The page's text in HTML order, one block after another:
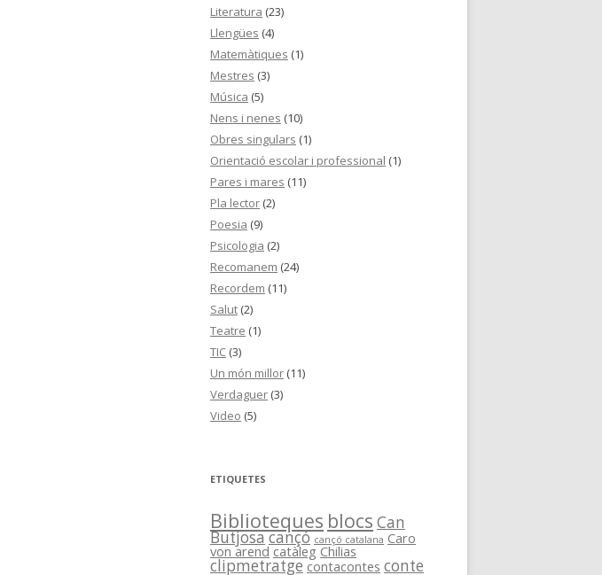
Literatura (23)
Llengües (4)
Matemàtiques (1)
Mestres (3)
Música (5)
Nens i nenes (10)
Obres singulars (1)
Orientació escolar i professional (1)
Pares i mares (11)
Pla lector (2)
Poesia (9)
Psicologia (2)
Recomanem (24)
Recordem (11)
Salut (2)
Teatre (1)
TIC (3)
Un món millor (11)
Verdaguer (3)
Video (5)
ETIQUETES
Biblioteques blocs Can
Butjosacançó cançó catalana Caro
von arend catàleg Chilias
clipmetratge contacontes conte